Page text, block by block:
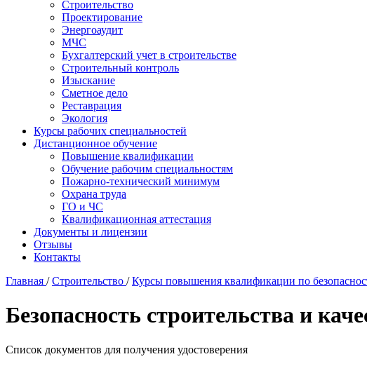
Строительство
Проектирование
Энергоаудит
МЧС
Бухгалтерский учет в строительстве
Строительный контроль
Изыскание
Сметное дело
Реставрация
Экология
Курсы рабочих специальностей
Дистанционное обучение
Повышение квалификации
Обучение рабочим специальностям
Пожарно-технический минимум
Охрана труда
ГO и ЧС
Квалификационная аттестация
Документы и лицензии
Отзывы
Контакты
Главная /Строительство /Курсы повышения квалификации по
Безопасность строительства и
Список документов для получения удостоверения